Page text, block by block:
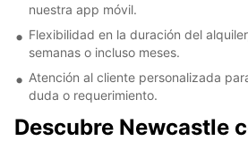
nuestra app móvil.
Flexibilidad en la duración del
semanas o incluso meses.
Atención al cliente personalizada
duda o requerimiento.
Descubre Newcastle